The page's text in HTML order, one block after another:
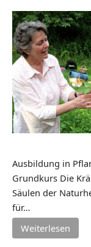
Ausbildung in
Grundkurs Die
Säulen der
für…
Weiterlesen